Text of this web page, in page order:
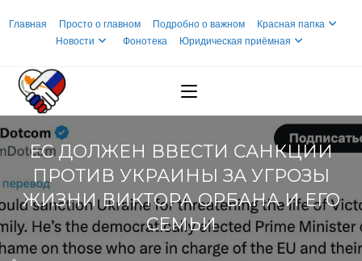
Главная Просто о главном Подробно о важном
Красная папка
Новости
Фонотека Юридическая приёмная
ЕС ДОЛЖЕН ВВЕСТИ САНКЦИИ
ПРОТИВ УКРАИНЫ ЗА УГРОЗЫ
ЖИЗНИ ВИКТОРА ОРБАНА И ЕГО
СЕМЬИ